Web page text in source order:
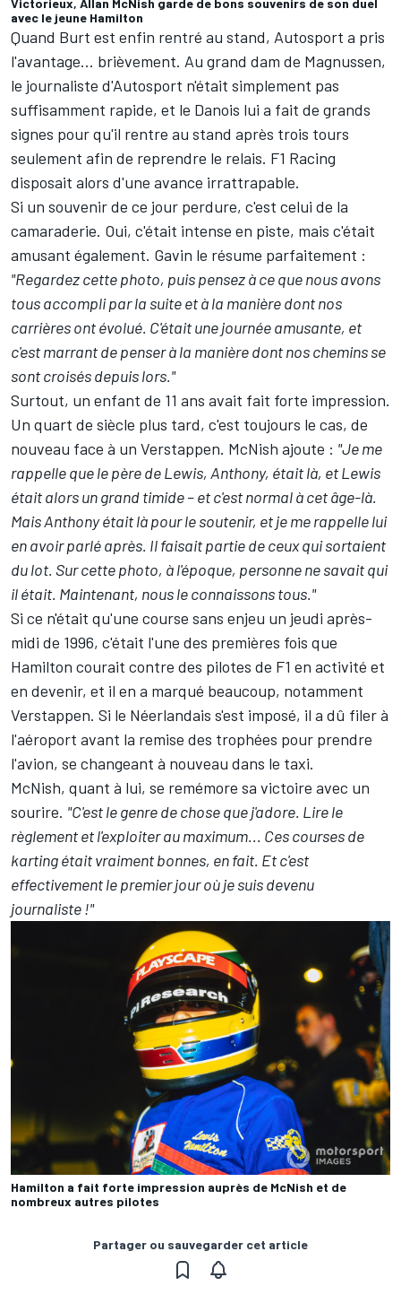
Victorieux, Allan McNish garde de bons souvenirs de son duel
avec le jeune Hamilton
Quand Burt est enfin rentré au stand, Autosport a pris
l'avantage... brièvement. Au grand dam de Magnussen,
le journaliste d'Autosport n'était simplement pas
suffisamment rapide, et le Danois lui a fait de grands
signes pour qu'il rentre au stand après trois tours
seulement afin de reprendre le relais. F1 Racing
disposait alors d'une avance irrattrapable.
Si un souvenir de ce jour perdure, c'est celui de la
camaraderie. Oui, c'était intense en piste, mais c'était
amusant également. Gavin le résume parfaitement :
"Regardez cette photo, puis pensez à ce que nous avons
tous accompli par la suite et à la manière dont nos
carrières ont évolué. C'était une journée amusante, et
c'est marrant de penser à la manière dont nos chemins se
sont croisés depuis lors."
Surtout, un enfant de 11 ans avait fait forte impression.
Un quart de siècle plus tard, c'est toujours le cas, de
nouveau face à un Verstappen. McNish ajoute : "Je me
rappelle que le père de Lewis, Anthony, était là, et Lewis
était alors un grand timide – et c'est normal à cet âge-là.
Mais Anthony était là pour le soutenir, et je me rappelle lui
en avoir parlé après. Il faisait partie de ceux qui sortaient
du lot. Sur cette photo, à l'époque, personne ne savait qui
il était. Maintenant, nous le connaissons tous."
Si ce n'était qu'une course sans enjeu un jeudi après-
midi de 1996, c'était l'une des premières fois que
Hamilton courait contre des pilotes de F1 en activité et
en devenir, et il en a marqué beaucoup, notamment
Verstappen. Si le Néerlandais s'est imposé, il a dû filer à
l'aéroport avant la remise des trophées pour prendre
l'avion, se changeant à nouveau dans le taxi.
McNish, quant à lui, se remémore sa victoire avec un
sourire. "C'est le genre de chose que j'adore. Lire le
règlement et l'exploiter au maximum... Ces courses de
karting était vraiment bonnes, en fait. Et c'est
effectivement le premier jour où je suis devenu
journaliste !"
Hamilton a fait forte impression auprès de McNish et de
nombreux autres pilotes
Partager ou sauvegarder cet article